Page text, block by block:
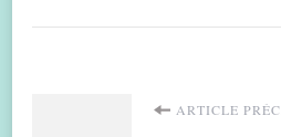
Navigation
ARTICLE